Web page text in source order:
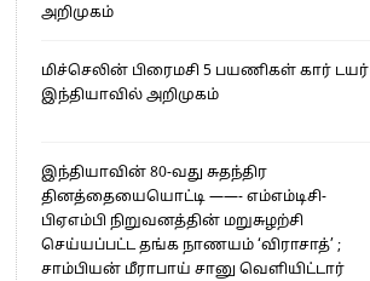
அறிமுகம்
மிச்செலின் பிரைமசி 5 பயணிகள் கார் டயர்
இந்தியாவில் அறிமுகம்
இந்தியாவின் 80-வது சுதந்திர
தினத்தையையொட்டி ——- எம்எம்டிசி-
பிஏஎம்பி நிறுவனத்தின் மறுசுழற்சி
செய்யப்பட்ட தங்க நாணயம் ‘விராசாத்’ ;
சாம்பியன் மீராபாய் சானு வெளியிட்டார்